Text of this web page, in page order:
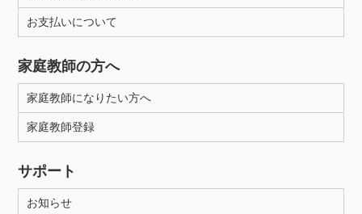
お支払いについて
家庭教師の方へ
家庭教師になりたい方へ
家庭教師登録
サポート
お知らせ